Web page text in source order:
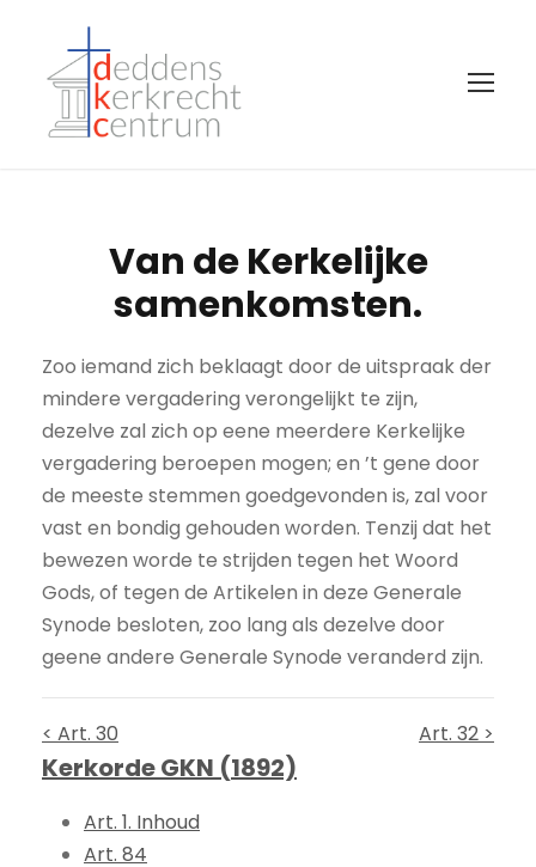
Van de Kerkelijke
samenkomsten.
Zoo iemand zich beklaagt door de uitspraak der
mindere vergadering verongelijkt te zijn,
dezelve zal zich op eene meerdere Kerkelijke
vergadering beroepen mogen; en ’t gene door
de meeste stemmen goedgevonden is, zal voor
vast en bondig gehouden worden. Tenzij dat het
bewezen worde te strijden tegen het Woord
Gods, of tegen de Artikelen in deze Generale
Synode besloten, zoo lang als dezelve door
geene andere Generale Synode veranderd zijn.
< Art. 30 Art. 32 >
Kerkorde GKN (1892)
Art. 1. Inhoud
Art. 84